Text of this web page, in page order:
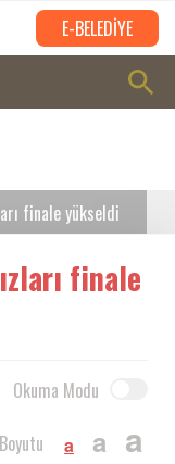
E-BELEDİYE
finale yükseldi
finale
Okuma Modu
a a a